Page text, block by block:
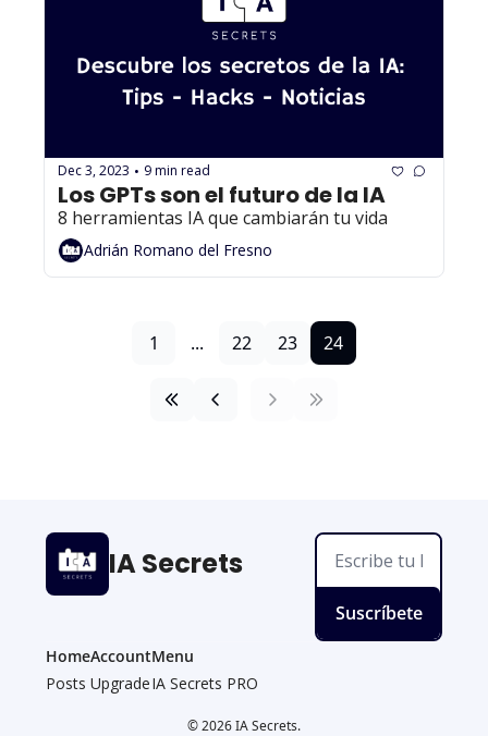
Dec 3, 2023 • 9 min read
Los GPTs son el futuro de la IA
8 herramientas IA que cambiarán tu vida
Adrián Romano del Fresno
1 ... 22 23 24
IA Secrets
Suscríbete
Home
Posts
Account
Upgrade
Menu
IA Secrets PRO
© 2026 IA Secrets.